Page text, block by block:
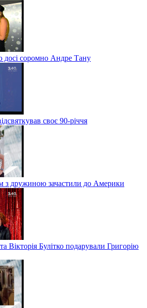
досі соромно Андре Тану
своє 90-річчя
з дружиною зачастили до Америки
Вікторія Булітко подарували Григорію